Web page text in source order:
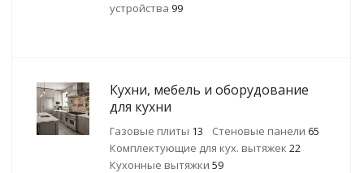
устройства 99
Кухни, мебель и оборудование
для кухни
Газовые плиты 13 Стеновые панели 65
Комплектующие для кух. вытяжек 22
Кухонные вытяжки 59